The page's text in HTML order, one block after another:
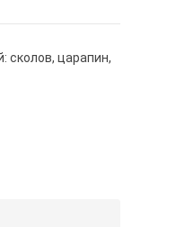
сколов, царапин,